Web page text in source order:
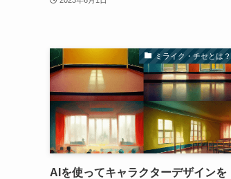
ミライク・チセとは？
AIを使ってキャラクターデザインを